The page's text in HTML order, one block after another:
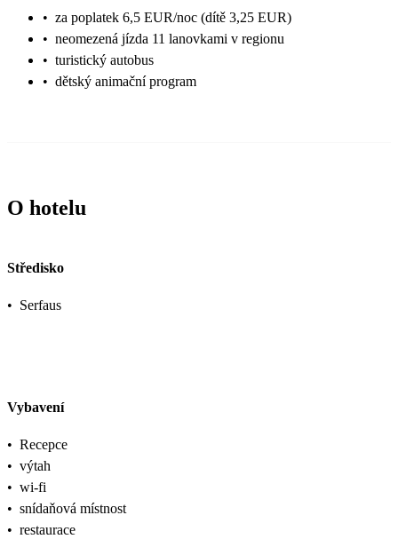
• za poplatek 6,5 EUR/noc (dítě 3,25 EUR)
• neomezená jízda 11 lanovkami v regionu
• turistický autobus
• dětský animační program
O hotelu
Středisko
• Serfaus
Vybavení
• Recepce
• výtah
• wi-fi
• snídaňová místnost
• restaurace